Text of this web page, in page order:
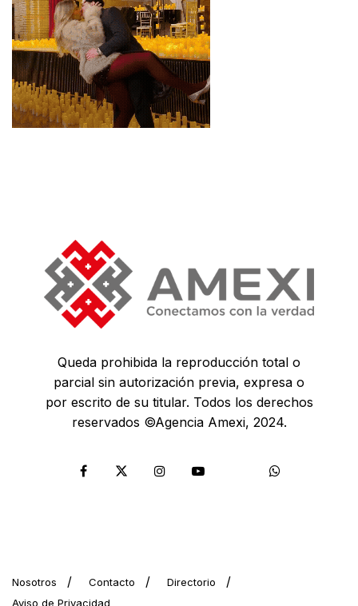
Queda prohibida la reproducción total o
parcial sin autorización previa, expresa o
por escrito de su titular. Todos los derechos
reservados ©Agencia Amexi, 2024.
Nosotros Contacto
Directorio
Aviso de Privacidad